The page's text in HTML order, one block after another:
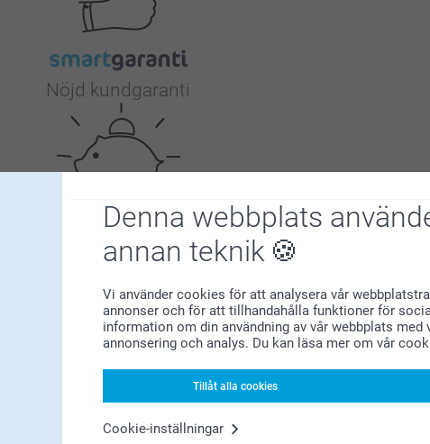
Denna webbplats
annan teknik
Vi använder cookies för att analysera vår
annonser och för att tillhandahålla funktioner för
information om din användning av vår webbplats
annonsering och analys. Du kan läsa mer om vår
Tillåt alla cookies
Cookie-inställningar
Nöjd kundgaranti
Bonus på alla dina köp
Letar du efter inspiration?